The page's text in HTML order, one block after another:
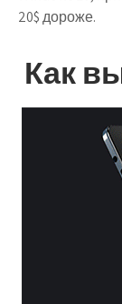
20$ дороже.
Как